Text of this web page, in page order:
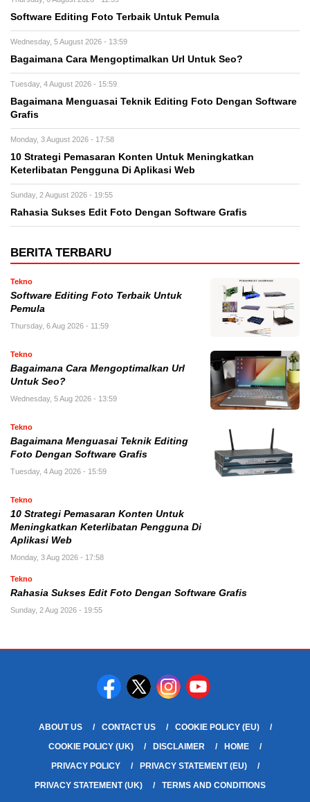
Software Editing Foto Terbaik Untuk Pemula
Wednesday, 5 August 2026 - 13:59
Bagaimana Cara Mengoptimalkan Url Untuk Seo?
Tuesday, 4 August 2026 - 15:59
Bagaimana Menguasai Teknik Editing Foto Dengan Software
Grafis
Monday, 3 August 2026 - 17:58
10 Strategi Pemasaran Konten Untuk Meningkatkan
Keterlibatan Pengguna Di Aplikasi Web
Sunday, 2 August 2026 - 19:55
Rahasia Sukses Edit Foto Dengan Software Grafis
BERITA TERBARU
Tekno
Software Editing Foto Terbaik Untuk
Pemula
Thursday, 6 Aug 2026 - 11:59
Tekno
Bagaimana Cara Mengoptimalkan Url
Untuk Seo?
Wednesday, 5 Aug 2026 - 13:59
Tekno
Bagaimana Menguasai Teknik Editing
Foto Dengan Software Grafis
Tuesday, 4 Aug 2026 - 15:59
Tekno
10 Strategi Pemasaran Konten Untuk
Meningkatkan Keterlibatan Pengguna Di
Aplikasi Web
Monday, 3 Aug 2026 - 17:58
Tekno
Rahasia Sukses Edit Foto Dengan Software Grafis
Sunday, 2 Aug 2026 - 19:55
ABOUT US CONTACT US
COOKIE POLICY (EU)
COOKIE POLICY (UK)
DISCLAIMER
HOME
PRIVACY POLICY
PRIVACY STATEMENT (EU)
PRIVACY STATEMENT (UK)
TERMS AND CONDITIONS